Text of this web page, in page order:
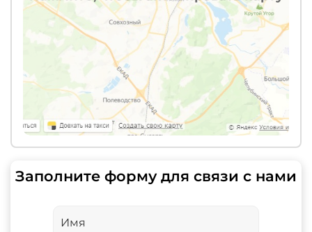
Заполните форму для связи с нами